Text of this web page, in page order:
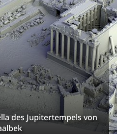
des Jupitertempels von